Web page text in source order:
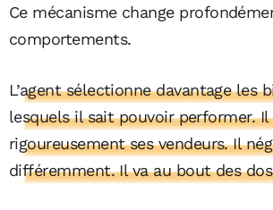
Ce mécanisme change
comportements.
L’agent sélectionne davantage les
lesquels il sait pouvoir performer.
rigoureusement ses vendeurs. Il
différemment. Il va au bout des